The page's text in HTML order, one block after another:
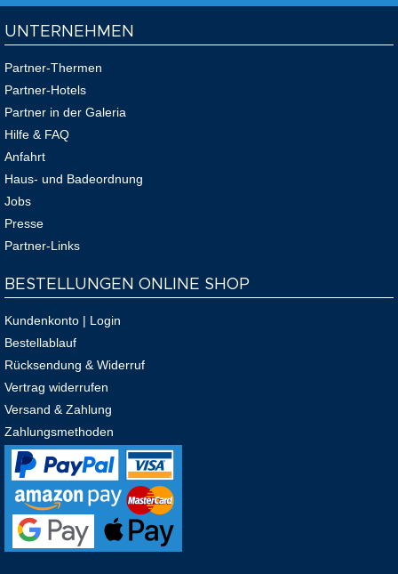
UNTERNEHMEN
Partner-Thermen
Partner-Hotels
Partner in der Galeria
Hilfe & FAQ
Anfahrt
Haus- und Badeordnung
Jobs
Presse
Partner-Links
BESTELLUNGEN ONLINE SHOP
Kundenkonto | Login
Bestellablauf
Rücksendung & Widerruf
Vertrag widerrufen
Versand & Zahlung
Zahlungsmethoden